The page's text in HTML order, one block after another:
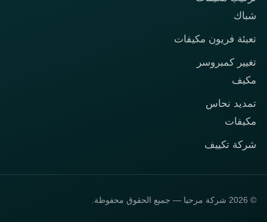
شباك
تعبئة فريون مكيفات
تغيير كمبروسر
مكيف
تمديد نحاس
مكيفات
شركة تكييف
© 2026 شركة مرحبا — جميع الحقوق محفوظة.